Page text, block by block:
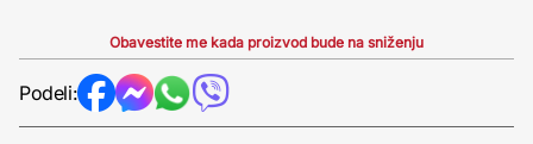
Obavestite me kada proizvod bude na sniženju
Podeli: